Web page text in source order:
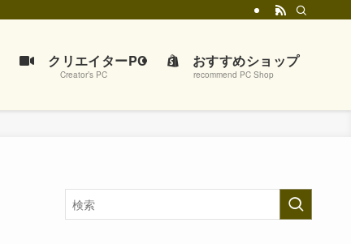
クリエイターPC
Creator’s PC
おすすめショップ
recommend PC Shop